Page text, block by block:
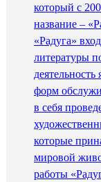
который с
название –
«Радуга»
литературы
форм
в себя
которые
мировой
работы